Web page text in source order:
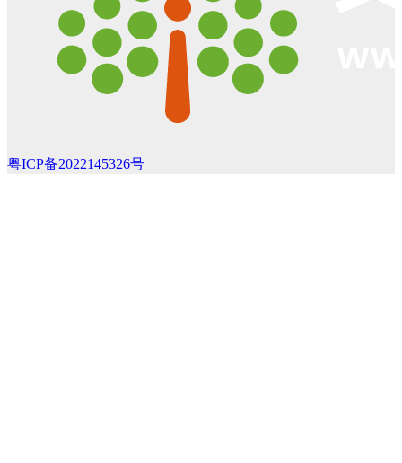
粤ICP备2022145326号